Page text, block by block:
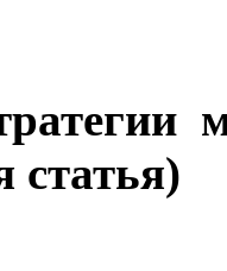
статья)